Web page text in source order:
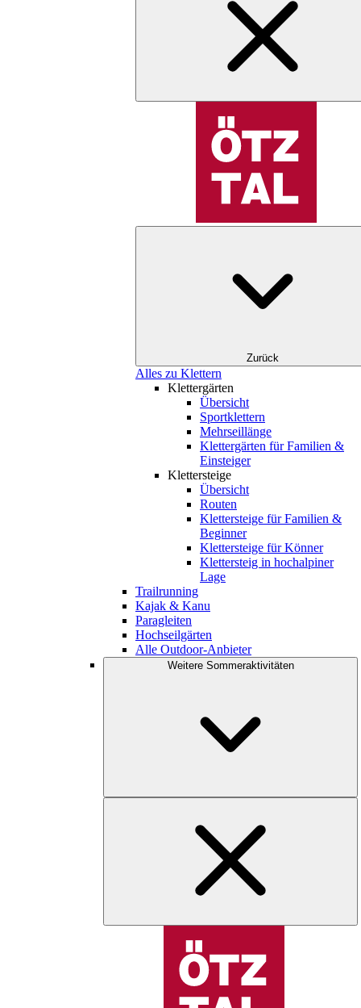
Zurück
Alles zu Klettern
Klettergärten
Übersicht
Sportklettern
Mehrseillänge
Klettergärten für Familien &
Einsteiger
Klettersteige
Übersicht
Routen
Klettersteige für Familien &
Beginner
Klettersteige für Könner
Klettersteig in hochalpiner
Lage
Trailrunning
Kajak & Kanu
Paragleiten
Hochseilgärten
Alle Outdoor-Anbieter
Weitere Sommeraktivitäten